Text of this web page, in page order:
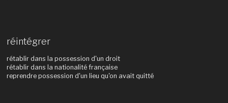
réintégrer
rétablir dans la possession d'un droit
rétablir dans la nationalité française
reprendre possession d'un lieu qu'on avait quitté